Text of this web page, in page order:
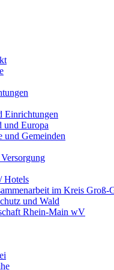
Einrichtungen
und Europa
und Gemeinden
Hotels
im Kreis Groß-
und Wald
Rhein-Main wV